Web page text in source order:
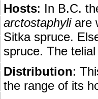
Hosts: In B.C.
arctostaphyliare
Sitka spruce.
spruce. The
Distribution:
the range of its